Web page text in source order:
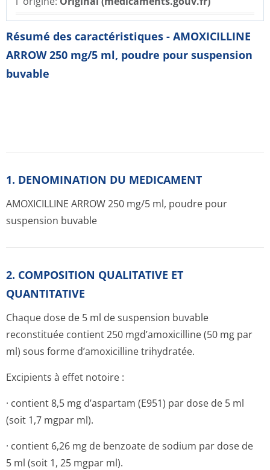
Résumé des caractéristiques - AMOXICILLINE
ARROW 250 mg/5 ml, poudre pour suspension
buvable
1. DENOMINATION DU MEDICAMENT
AMOXICILLINE ARROW 250 mg/5 ml, poudre pour
suspension buvable
2. COMPOSITION QUALITATIVE ET
QUANTITATIVE
Chaque dose de 5 ml de suspension buvable
reconstituée contient 250 mgd’amoxi­cilline (50 mg par
ml) sous forme d’amoxicilline trihydratée.
Excipients à effet notoire :
· contient 8,5 mg d’aspartam (E951) par dose de 5 ml
(soit 1,7 mgpar ml).
· contient 6,26 mg de benzoate de sodium par dose de
5 ml (soit 1, 25 mgpar ml).